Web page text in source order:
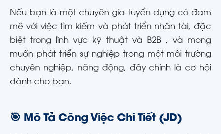
Nếu bạn là một chuyên gia tuyển dụng có đam
mê với việc tìm kiếm và phát triển nhân tài, đặc
biệt trong lĩnh vực kỹ thuật và B2B , và mong
muốn phát triển sự nghiệp trong một môi trường
chuyên nghiệp, năng động, đây chính là cơ hội
dành cho bạn.
🎯 Mô Tả Công Việc Chi Tiết (JD)